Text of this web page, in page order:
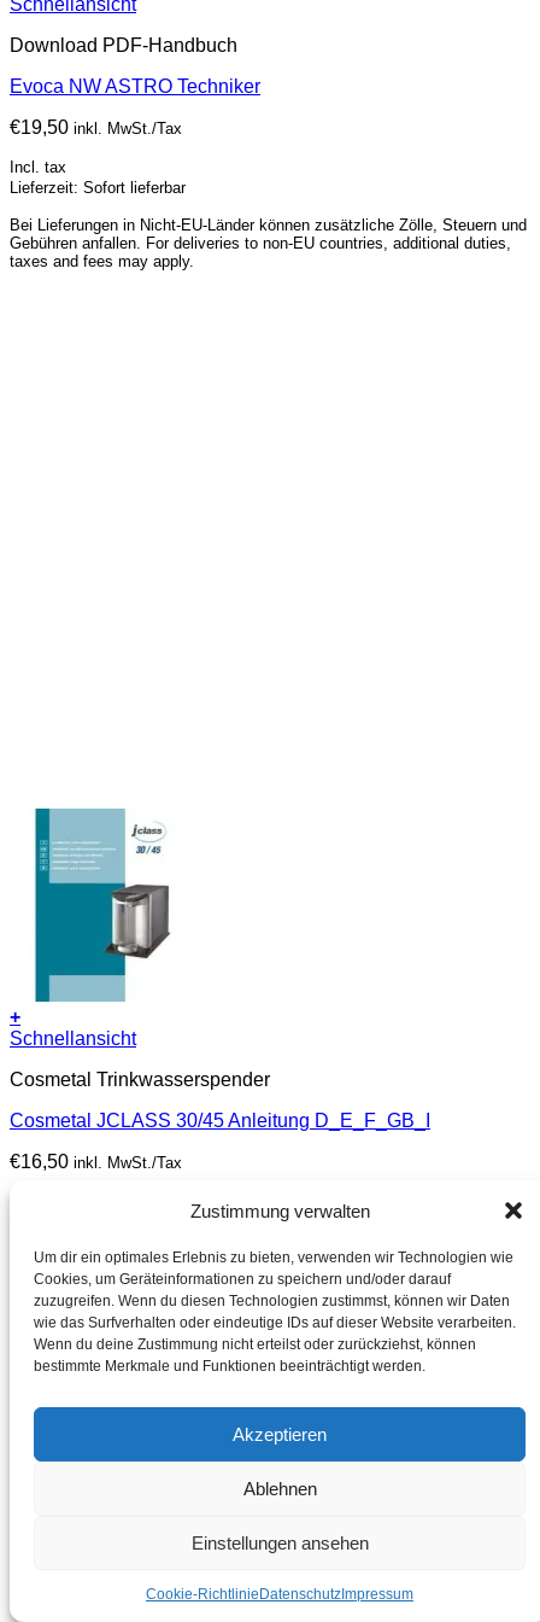
Zustimmung verwalten
Um dir ein optimales Erlebnis zu bieten, verwenden wir Technologien wie
Cookies, um Geräteinformationen zu speichern und/oder darauf
zuzugreifen. Wenn du diesen Technologien zustimmst, können wir Daten
wie das Surfverhalten oder eindeutige IDs auf dieser Website verarbeiten.
Wenn du deine Zustimmung nicht erteilst oder zurückziehst, können
bestimmte Merkmale und Funktionen beeinträchtigt werden.
Akzeptieren
Ablehnen
Einstellungen ansehen
Cookie-Richtlinie Datenschutz Impressum
Schnellansicht
Download PDF-Handbuch
Evoca NW ASTRO Techniker
€19,50 inkl. MwSt./Tax
Incl. tax
Lieferzeit: Sofort lieferbar
Bei Lieferungen in Nicht-EU-Länder können zusätzliche Zölle, Steuern und
Gebühren anfallen. For deliveries to non-EU countries, additional duties,
taxes and fees may apply.
+
Schnellansicht
Cosmetal Trinkwasserspender
Cosmetal JCLASS 30/45 Anleitung D_E_F_GB_I
€16,50 inkl. MwSt./Tax
Lieferzeit: keine Lieferzeit (Download nach Zahlungseingang )
Bei Lieferungen in Nicht-EU-Länder können zusätzliche Zölle, Steuern und
Gebühren anfallen. For deliveries to non-EU countries, additional duties,
taxes and fees may apply.